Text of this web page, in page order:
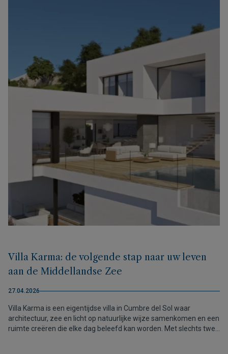
Villa Karma: de volgende stap naar uw leven
aan de Middellandse Zee
27.04.2026
Villa Karma is een eigentijdse villa in Cumbre del Sol waar
architectuur, zee en licht op natuurlijke wijze samenkomen en een
ruimte creëren die elke dag beleefd kan worden. Met slechts twee